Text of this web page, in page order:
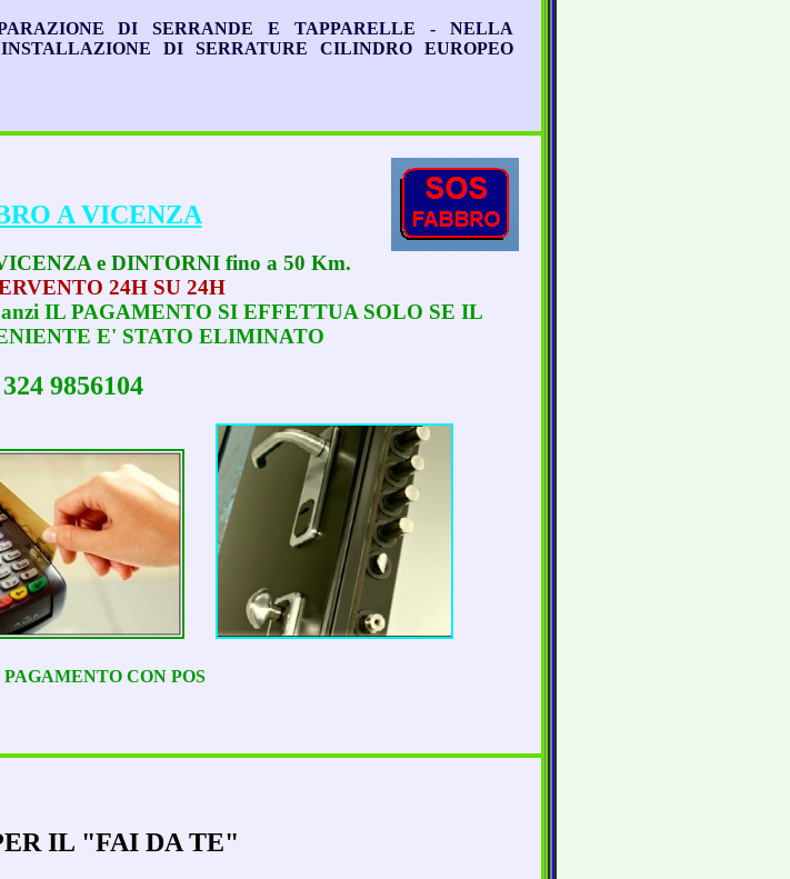
DI SERRANDE E TAPPARELLE - NELLA
DI SERRATURE CILINDRO EUROPEO
A VICENZA
e DINTORNI fino a 50 Km.
24H SU 24H
IL PAGAMENTO SI EFFETTUA SOLO SE IL
E' STATO ELIMINATO
9856104
CON POS
IL "FAI DA TE"